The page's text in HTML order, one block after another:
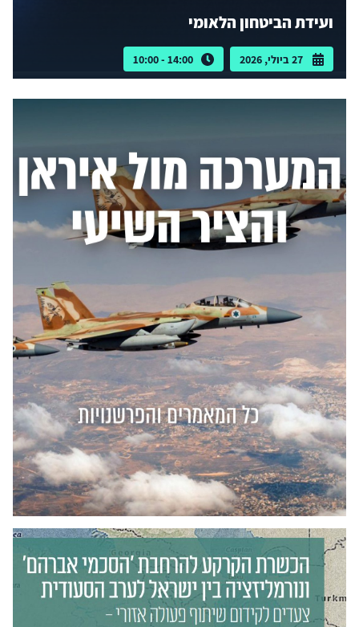
ועידת הביטחון הלאומי
27 ביולי, 2026 14:00 - 10:00